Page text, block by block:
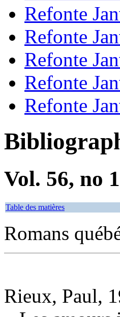
Refonte
Refonte
Refonte
Refonte
Refonte
Vol. 56, no
Table des matières
Romans
Rieux, Paul,